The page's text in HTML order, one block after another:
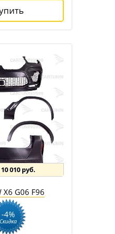
10 010 руб.
G06 F96
-4%
Скидка